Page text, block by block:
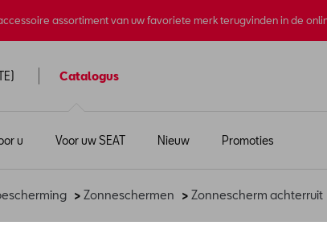
assortiment van uw favoriete merk terugvinden in de
Catalogus
u Voor uw SEAT Nieuw Promoties
> Zonneschermen > Zonnescherm achterruit